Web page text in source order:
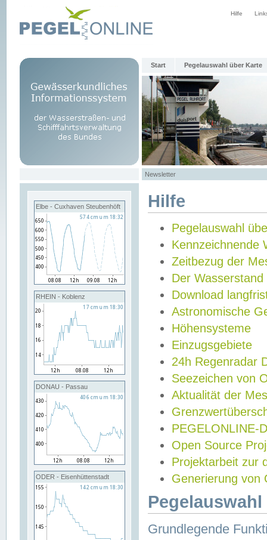
Hilfe
Start Pegelauswahl über Karte
Newsletter
Elbe - Cuxhaven Steubenhöft
RHEIN - Koblenz
DONAU - Passau
ODER - Eisenhüttenstadt
Hilfe
Pegelauswahl
Kennzeichnende
Zeitbezug der
Der Wasserstand
Download
Astronomische
Höhensysteme
Einzugsgebiete
24h Regenradar
Seezeichen von
Aktualität der
PEGELONLINE-
Open Source
Projektarbeit zur
Generierung von
Grundlegende